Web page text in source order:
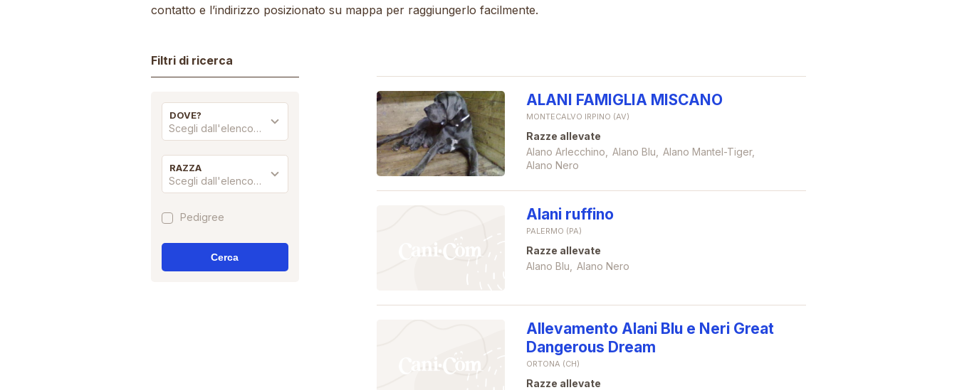
contatto e l’indirizzo posizionato su mappa per raggiungerlo facilmente.
Filtri di ricerca
DOVE?
Scegli dall'elenco…
RAZZA
Scegli dall'elenco…
Pedigree
ALANI FAMIGLIA MISCANO
MONTECALVO IRPINO (AV)
Razze allevate
Alano Arlecchino
Alano Blu
Alano Mantel-Tiger
Alano Nero
Alani ruffino
PALERMO (PA)
Razze allevate
Alano Blu
Alano Nero
Allevamento Alani Blu e Neri Great
Dangerous Dream
ORTONA (CH)
Razze allevate